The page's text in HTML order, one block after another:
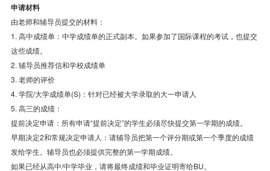
申请材料
由老师和辅导员提交的材料：
1. 高中成绩单：中学成绩单的正式副本。如果参加了国际课程的考试，也提交
这些成绩。
2. 辅导员推荐信和学校成绩单
3. 老师的评价
4. 学院/大学成绩单(S)：针对已经被大学录取的大一申请人
5. 高三的成绩：
提前决定申请：所有申请“提前决定”的学生必须尽快提交第一学期的成绩。
早期决定2和常规决定申请人：请辅导员把第一个评分期或第一个季度的成绩
发给学生。辅导员也必须提供完整的第一学期成绩。
如果已经从高中/中学毕业，请将最终成绩和毕业证明寄给BU。